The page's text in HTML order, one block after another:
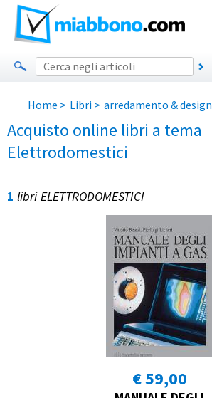
Home > Libri > arredamento & design
Acquisto online libri a tema
Elettrodomestici
1 libri ELETTRODOMESTICI
€ 59,00